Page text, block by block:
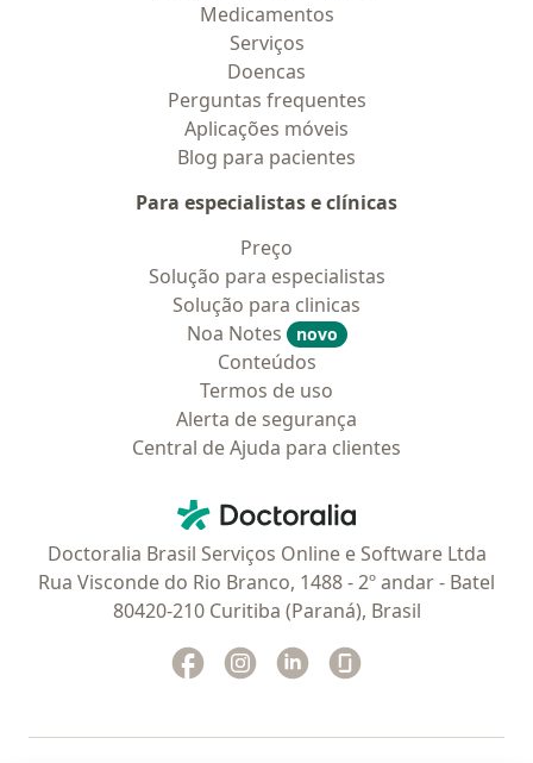
Medicamentos
Serviços
Doencas
Perguntas frequentes
Aplicações móveis
Blog para pacientes
Para especialistas e clínicas
Preço
Solução para especialistas
Solução para clinicas
Noa Notes
novo
Conteúdos
Termos de uso
Alerta de segurança
Central de Ajuda para clientes
Doctoralia - Homepage
Doctoralia Brasil Serviços Online e Software Ltda
Rua Visconde do Rio Branco, 1488 - 2º andar - Batel
80420-210 Curitiba (Paraná), Brasil
Facebook
abre num novo separador
Instagram
abre num novo separador
Linkedin
abre num novo